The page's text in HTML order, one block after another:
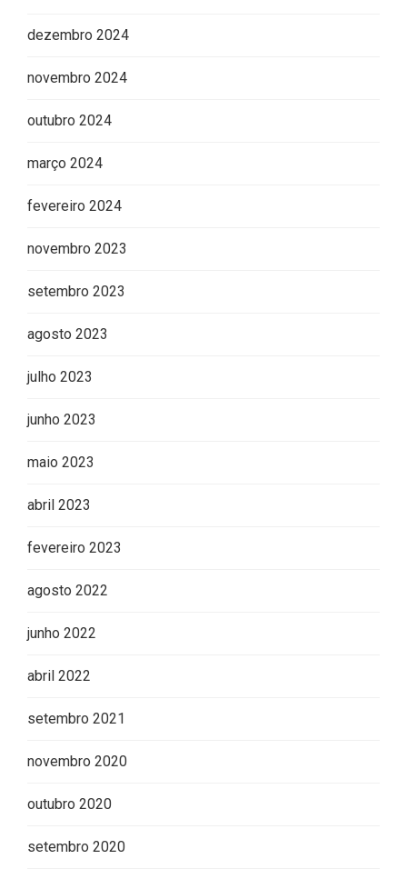
dezembro 2024
novembro 2024
outubro 2024
março 2024
fevereiro 2024
novembro 2023
setembro 2023
agosto 2023
julho 2023
junho 2023
maio 2023
abril 2023
fevereiro 2023
agosto 2022
junho 2022
abril 2022
setembro 2021
novembro 2020
outubro 2020
setembro 2020